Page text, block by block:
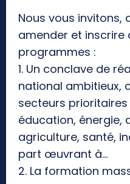
Nous vous invitons,
amender et inscrire
programmes :
1. Un conclave de
national ambitieux,
secteurs
éducation, énergie,
agriculture, santé,
part œuvrant à…
2. La formation